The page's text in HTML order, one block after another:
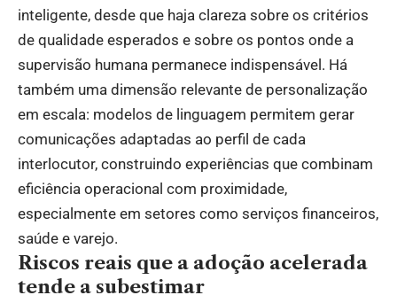
inteligente, desde que haja clareza sobre os critérios
de qualidade esperados e sobre os pontos onde a
supervisão humana permanece indispensável. Há
também uma dimensão relevante de personalização
em escala: modelos de linguagem permitem gerar
comunicações adaptadas ao perfil de cada
interlocutor, construindo experiências que combinam
eficiência operacional com proximidade,
especialmente em setores como serviços financeiros,
saúde e varejo.
Riscos reais que a adoção acelerada
tende a subestimar